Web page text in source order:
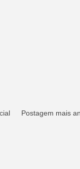
Postagem mais